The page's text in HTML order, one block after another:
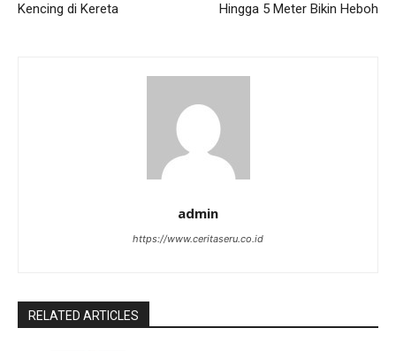
Kencing di Kereta
Hingga 5 Meter Bikin Heboh
admin
https://www.ceritaseru.co.id
RELATED ARTICLES